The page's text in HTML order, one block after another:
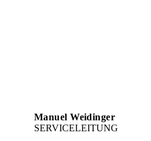
Manuel Weidinger
SERVICELEITUNG